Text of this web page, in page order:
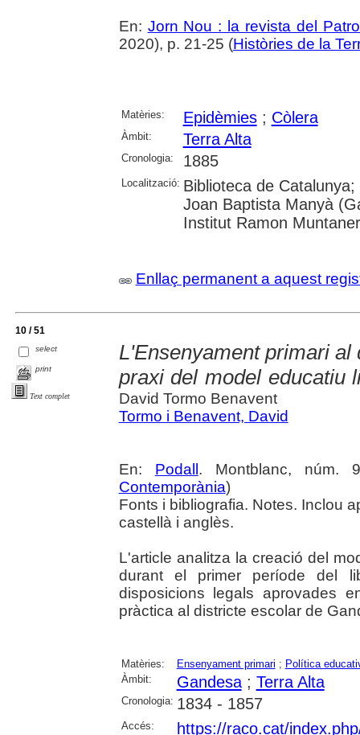
En: Jorn Nou : la revista del
2020), p. 21-25 (Històries de la
Matèries: Epidèmies; Còlera
Àmbit: Terra Alta
Cronologia: 1885
Localització: Biblioteca de
Joan Baptista Manyà
Institut Ramon Muntaner
Enllaç permanent a aquest
10 / 51
select
print
Text complet
L'Ensenyament primari
praxi del model educatiu
David Tormo Benavent
Tormo i Benavent, David
En: Podall . Montblanc, núm.
Contemporània)
Fonts i bibliografia. Notes. Inclou
castellà i anglès.
L'article analitza la creació del
durant el primer període del
disposicions legals aprovades
pràctica al districte escolar de
Matèries: Ensenyament primari ; Política
Àmbit:
Gandesa; Terra Alta
Cronologia: 1834 - 1857
Accés: https://raco.cat/